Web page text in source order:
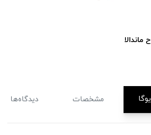
ماندالا
مشخصات دیدگاه‌ها